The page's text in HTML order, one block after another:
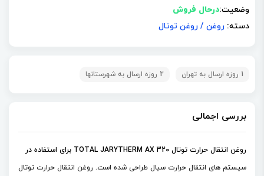
وضعیت:درحال فروش
دسته: روغن / روغن توتال
1 روزه ارسال به تهران 2 روزه ارسال به شهرستانها
بررسی اجمالی
روغن انتقال حرارت توتال TOTAL JARYTHERM AX 320 برای استفاده در
سیستم های انتقال حرارت سیال طراحی شده است. روغن انتقال حرارت توتال